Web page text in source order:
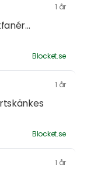
1 år
Blocket.se
1 år
Blocket.se
1 år